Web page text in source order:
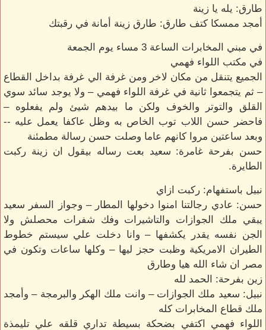
طارق: يله يا زينة
أمجد ممسكا كتف طارق: طارق زينة أمانة في رقبتك
في مبني المخابرات الساعة 3 مساء يوم الجمعة
في مكتب اللواء فهمي
الجميع يتنقل من مكان لاخر ومن غرفة الي غرفة بداخل القطاع
– ثم يتجمعوا ثانية في غرفة اللواء فهمي – ولا يوجد سائد سوي
القلق والتوتر والخوف ولكن ما بيدهم شيئ ولم يفعلوه –
فاحضر حسن اللاب توب الخاص به وظل عاكفا يعمل عليه --
وبعد ساعتين مروا كانهم عاما وصلت حسن رسالة مطمئنة
حسن بفرحة غامرة: سعيد بعت رساله بيقول ان زينة ركبت
الطايرة.
نبيل باستفهام: ركبت ازاي
حسن: عادي رجالتنا امنوا دخولها المطار – وجواز السفر سعيد
يبقي ملك الجوازات والتاشيرات وفك شفرات محصلش ولا
الجن نفسه يقدر يكشفها – وانا دخلت علي سيستم خطوط
الطيران الامريكية وظبت حجز ليها – وكلها ساعات وتكون في
مصر ان شاء الله هيا وطارق
زين بفرحة: الحمد لله
نبيل: سعيد ملك الجوازات – وانت ملك الهكر والبرمجة – وأمجد
ملك قطاع المخابرات كله
اللواء فهمي اكتفي بضحكة بسيطة تداري قلقه علي تليمذة